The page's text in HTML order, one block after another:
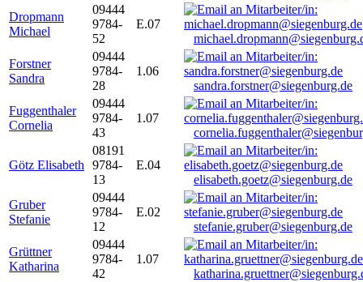
Dropmann
Michael
09444
9784-
52
E.07
Forstner
Sandra
09444
9784-
28
1.06
sandra.forstner@siegenburg.de
Fuggenthaler
Cornelia
09444
9784-
43
1.07
Götz Elisabeth
08191
9784-
13
E.04
elisabeth.goetz@siegenburg.de
Gruber
Stefanie
09444
9784-
12
E.02
stefanie.gruber@siegenburg.de
Grüttner
Katharina
09444
9784-
42
1.07